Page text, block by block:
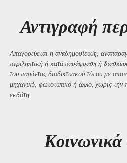
Αντιγραφή
Απαγορεύεται η αναδημοσίευση,
περιληπτική ή κατά παράφραση ή
του παρόντος διαδικτυακού τόπου με
μηχανικό, φωτοτυπικό ή άλλο, χωρίς την
εκδότη.
Kοινωνικά